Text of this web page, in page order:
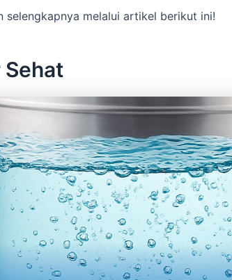
selengkapnya melalui artikel berikut ini!